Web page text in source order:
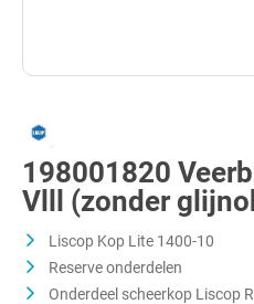
198001820
Vlll (zonder
Liscop Kop Lite 1400-10
Reserve onderdelen
Onderdeel scheerkop Liscop